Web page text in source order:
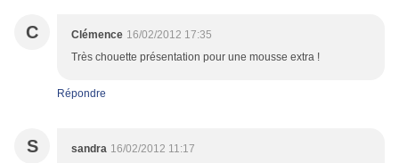
C Clémence 16/02/2012 17:35
Très chouette présentation pour une mousse extra !
Répondre
S sandra 16/02/2012 11:17